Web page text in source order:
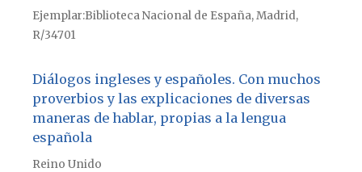
Ejemplar Biblioteca Nacional de España, Madrid,
R/34701
Diálogos ingleses y españoles. Con muchos
proverbios y las explicaciones de diversas
maneras de hablar, propias a la lengua
española
Reino Unido